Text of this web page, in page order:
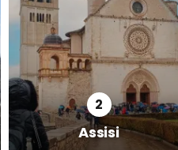
Assisi